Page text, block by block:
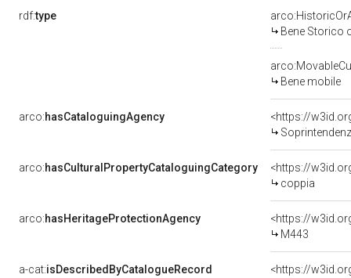
rdf:type
Bene Storico
Bene mobile
arco:hasCataloguingAgency
<https://
Soprintendenza
arco:hasCulturalPropertyCataloguingCategory
<https://
coppia
arco:hasHeritageProtectionAgency
<https://
M443
a-cat:isDescribedByCatalogueRecord
<https://